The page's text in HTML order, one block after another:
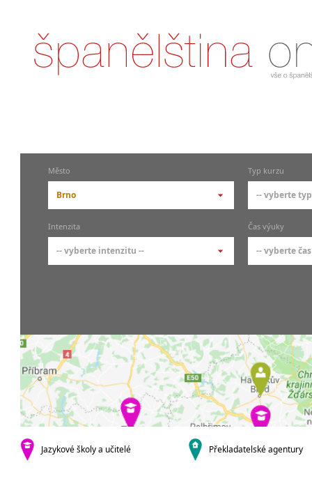
Město
Brno
-- vyberte město --
pražské městské části
Praha 10
krajská města
Brno
Plzeň
Liberec
Olomouc
malá města podle abecedy
Typ kurzu
-- vyberte
-- vyberte
kurzy s
Online
Letní
Intenzita
-- vyberte intenzitu --
20 a více hodin týdně
Čas výuky
-- vyberte
Večerní
Noční
Jazykové školy a učitelé Překladatelské agentury